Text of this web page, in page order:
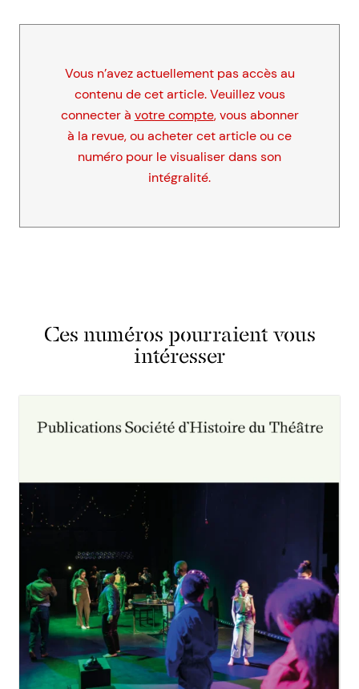
Vous n’avez actuellement pas accès au
contenu de cet article. Veuillez vous
connecter à votre compte, vous abonner
à la revue, ou acheter cet article ou ce
numéro pour le visualiser dans son
intégralité.
Ces numéros pourraient vous
intéresser